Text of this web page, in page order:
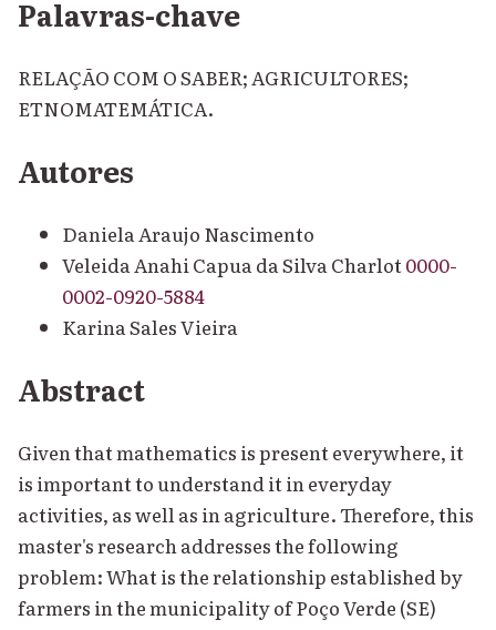
Palavras-chave
RELAÇÃO COM O SABER; AGRICULTORES;
ETNOMATEMÁTICA.
Autores
Daniela Araujo Nascimento
Veleida Anahi Capua da Silva Charlot0000-
0002-0920-5884
Karina Sales Vieira
Abstract
Given that mathematics is present everywhere, it
is important to understand it in everyday
activities, as well as in agriculture. Therefore, this
master's research addresses the following
problem: What is the relationship established by
farmers in the municipality of Poço Verde (SE)